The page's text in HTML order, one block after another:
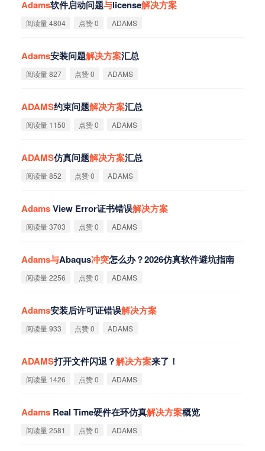
Adams软件启动问题与license解决方案
阅读量 4804 点赞 0 ADAMS
Adams安装问题解决方案汇总
阅读量 827 点赞 0 ADAMS
ADAMS约束问题解决方案汇总
阅读量 1150 点赞 0 ADAMS
ADAMS仿真问题解决方案汇总
阅读量 852 点赞 0 ADAMS
AdamsView Error证书错误解决方案
阅读量 3703 点赞 0 ADAMS
Adams与Abaqus冲突怎么办？2026仿真软件避坑指南
阅读量 2256 点赞 0 ADAMS
Adams安装后许可证错误解决方案
阅读量 933 点赞 0 ADAMS
ADAMS打开文件闪退？解决方案来了！
阅读量 1426 点赞 0 ADAMS
Adams Real Time硬件在环仿真解决方案概览
阅读量 2581 点赞 0 ADAMS